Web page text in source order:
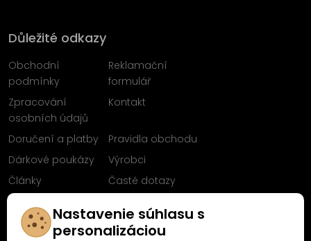
Důležité odkazy
Obchodní
podmínky
Reklamační
formulář
Zpracování
osobních údajů
Kontakt
Doručení a platby
Pravidla obchodu
Dárkové poukázy
Výrobci
Články
Časté dotazy
FacebookuNastavenie súhlasu s
personalizáciou